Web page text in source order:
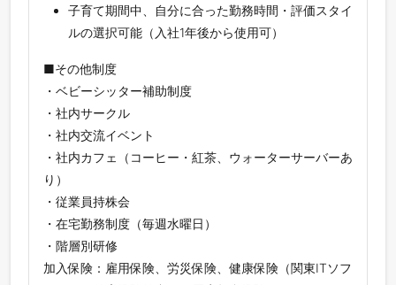
子育て期間中、自分に合った勤務時間・評価スタイ
ルの選択可能（入社1年後から使用可）
■その他制度
・ベビーシッター補助制度
・社内サークル
・社内交流イベント
・社内カフェ（コーヒー・紅茶、ウォーターサーバーあ
り）
・従業員持株会
・在宅勤務制度（毎週水曜日）
・階層別研修
加入保険：雇用保険、労災保険、健康保険（関東ITソフ